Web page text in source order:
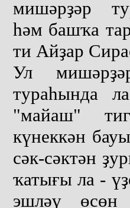
мишәрҙәр
һәм башҡа
ти Айҙар
Ул
тураһында
"майаш"
күнеккән
сәк-сәктән
ҡатығы ла -
эшләү